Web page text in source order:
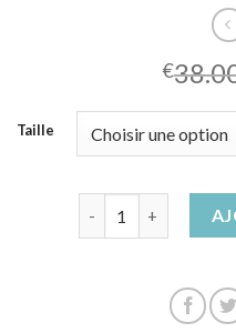
€
Taille
quantité de